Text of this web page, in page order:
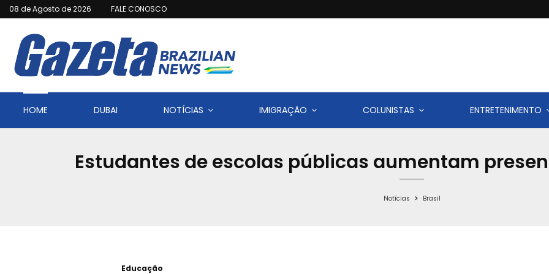
08 de Agosto de 2026 FALE CONOSCO
HOME DUBAI NOTÍCIAS IMIGRAÇÃO COLUNISTAS ENTRETENIMENTO
Estudantes de escolas públicas aumentam
Notícias Brasil
Educação